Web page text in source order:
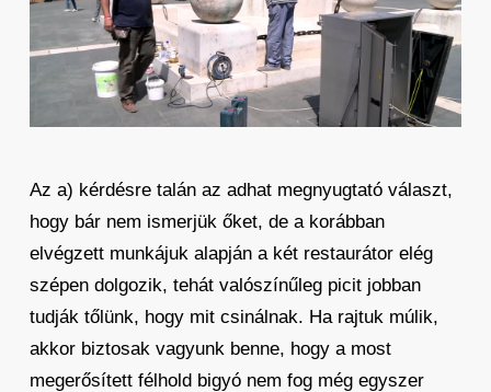
Az a) kérdésre talán az adhat megnyugtató választ,
hogy bár nem ismerjük őket, de a korábban
elvégzett munkájuk alapján a két restaurátor elég
szépen dolgozik, tehát valószínűleg picit jobban
tudják tőlünk, hogy mit csinálnak. Ha rajtuk múlik,
akkor biztosak vagyunk benne, hogy a most
megerősített félhold bigyó nem fog még egyszer